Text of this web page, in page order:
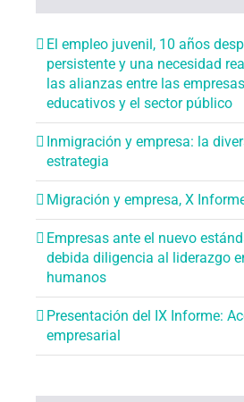
El empleo juvenil, 10 años
persistente y una necesidad
las alianzas entre las
educativos y el sector público
Inmigración y empresa: la
estrategia
Migración y empresa, X
Empresas ante el nuevo
debida diligencia al liderazgo
humanos
Presentación del IX Informe:
empresarial